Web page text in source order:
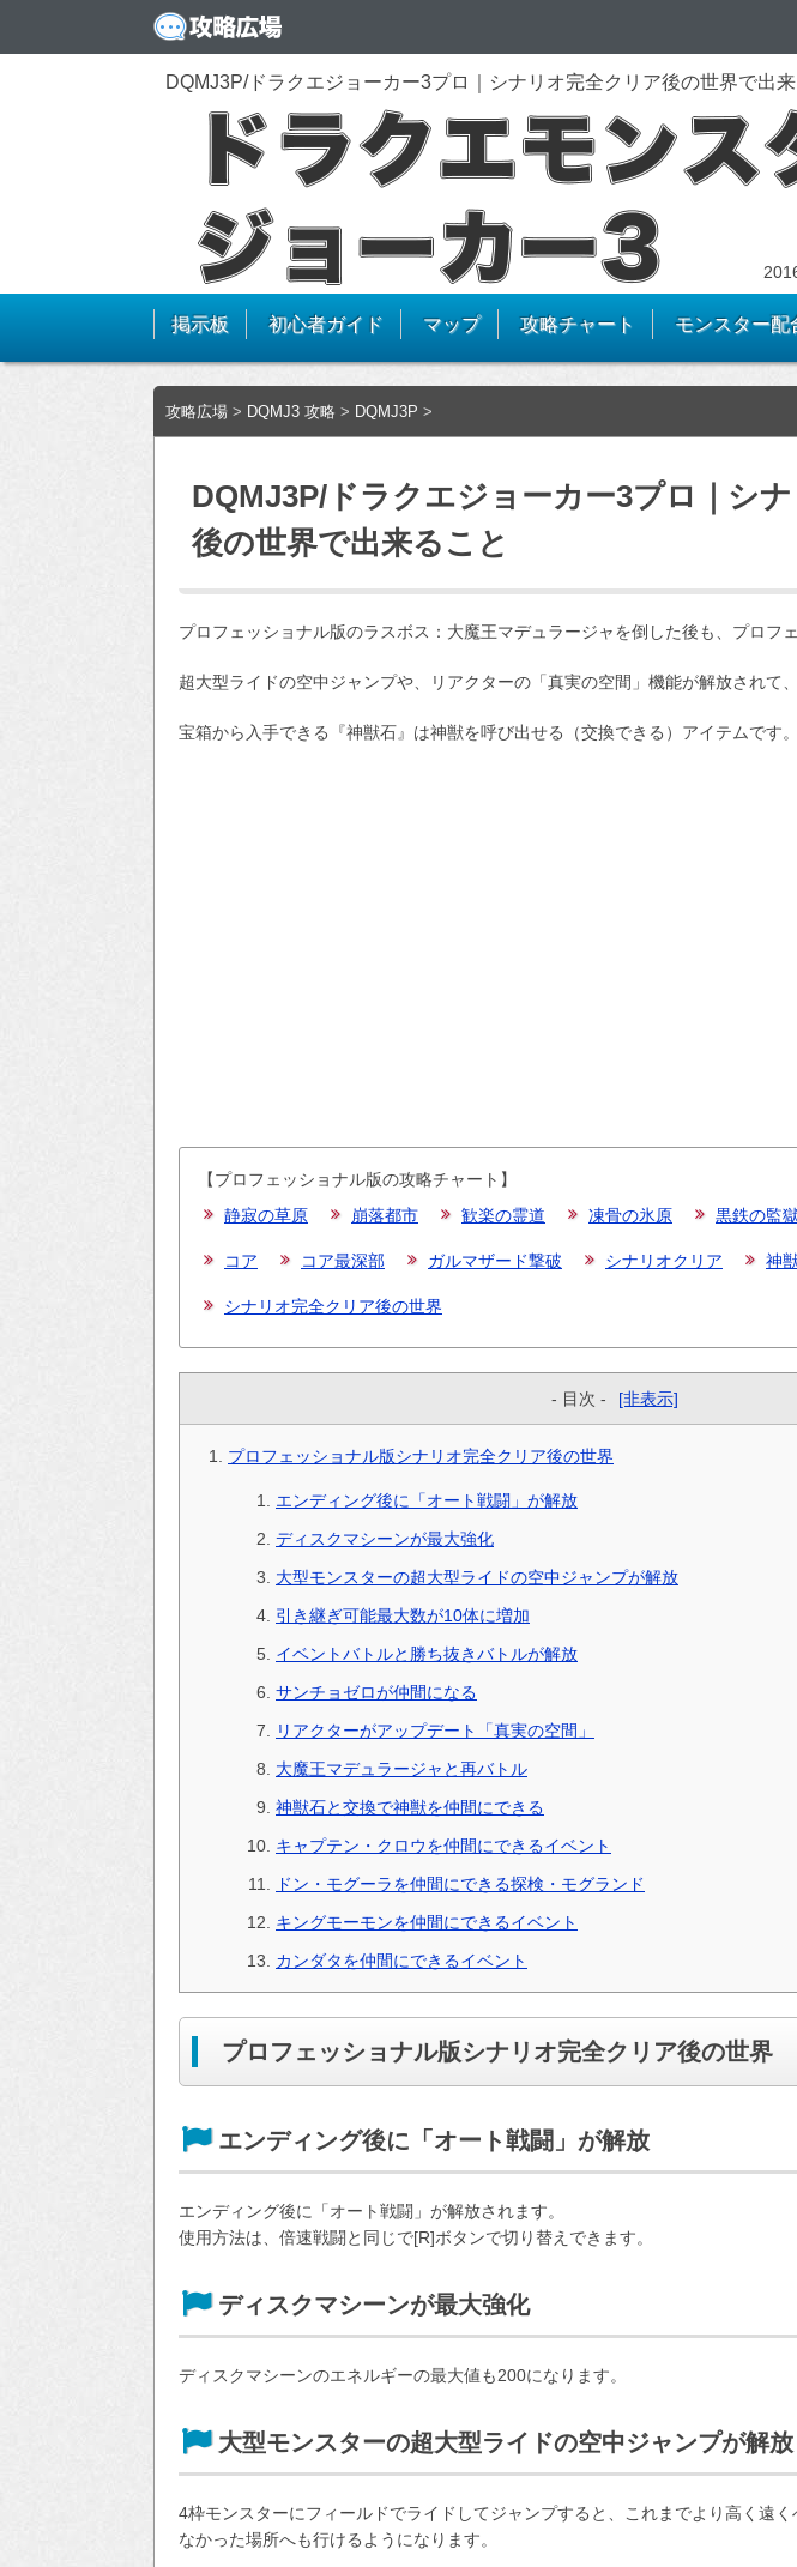
DQMJ3P/ドラクエジョーカー3プロ｜シナリオ完全クリア後の世界で出
掲示板 初心者ガイド マップ 攻略チャート モンスター配
攻略広場 > DQMJ3 攻略 > DQMJ3P >
DQMJ3P/ドラクエジョーカー3プロ｜シ
後の世界で出来ること
プロフェッショナル版のラスボス：大魔王マデュラージャを倒した後も、プロフ
超大型ライドの空中ジャンプや、リアクターの「真実の空間」機能が解放されて
宝箱から入手できる『神獣石』は神獣を呼び出せる（交換できる）アイテムです。
【プロフェッショナル版の攻略チャート】
静寂の草原
崩落都市 歓楽の霊道 凍骨の氷原 黒鉄の監
コア コア最深部 ガルマザード撃破 シナリオクリア 神
シナリオ完全クリア後の世界
- 目次 - [非表示]
プロフェッショナル版シナリオ完全クリア後の世界
エンディング後に「オート戦闘」が解放
ディスクマシーンが最大強化
大型モンスターの超大型ライドの空中ジャンプが解放
引き継ぎ可能最大数が10体に増加
イベントバトルと勝ち抜きバトルが解放
サンチョゼロが仲間になる
リアクターがアップデート「真実の空間」
大魔王マデュラージャと再バトル
神獣石と交換で神獣を仲間にできる
キャプテン・クロウを仲間にできるイベント
ドン・モグーラを仲間にできる探検・モグランド
キングモーモンを仲間にできるイベント
カンダタを仲間にできるイベント
プロフェッショナル版シナリオ完全クリア後の世界
エンディング後に「オート戦闘」が解放
エンディング後に「オート戦闘」が解放されます。
使用方法は、倍速戦闘と同じで[R]ボタンで切り替えできます。
ディスクマシーンが最大強化
ディスクマシーンのエネルギーの最大値も200になります。
大型モンスターの超大型ライドの空中ジャンプが解放
4枠モンスターにフィールドでライドしてジャンプすると、これまでより高く遠
なかった場所へも行けるようになります。